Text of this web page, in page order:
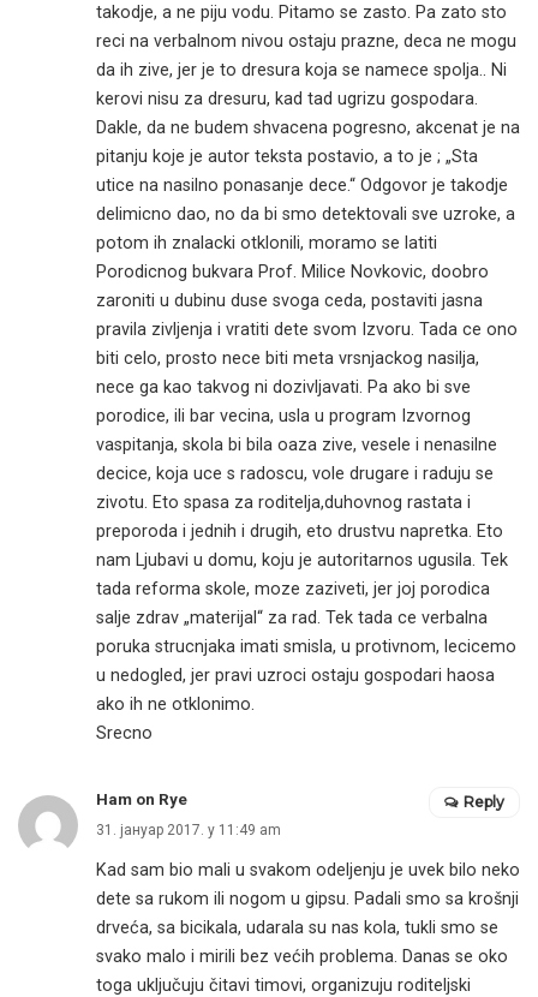
takodje, a ne piju vodu. Pitamo se zasto. Pa zato sto
reci na verbalnom nivou ostaju prazne, deca ne mogu
da ih zive, jer je to dresura koja se namece spolja.. Ni
kerovi nisu za dresuru, kad tad ugrizu gospodara.
Dakle, da ne budem shvacena pogresno, akcenat je na
pitanju koje je autor teksta postavio, a to je ; „Sta
utice na nasilno ponasanje dece.“ Odgovor je takodje
delimicno dao, no da bi smo detektovali sve uzroke, a
potom ih znalacki otklonili, moramo se latiti
Porodicnog bukvara Prof. Milice Novkovic, doobro
zaroniti u dubinu duse svoga ceda, postaviti jasna
pravila zivljenja i vratiti dete svom Izvoru. Tada ce ono
biti celo, prosto nece biti meta vrsnjackog nasilja,
nece ga kao takvog ni dozivljavati. Pa ako bi sve
porodice, ili bar vecina, usla u program Izvornog
vaspitanja, skola bi bila oaza zive, vesele i nenasilne
decice, koja uce s radoscu, vole drugare i raduju se
zivotu. Eto spasa za roditelja,duhovnog rastata i
preporoda i jednih i drugih, eto drustvu napretka. Eto
nam Ljubavi u domu, koju je autoritarnos ugusila. Tek
tada reforma skole, moze zaziveti, jer joj porodica
salje zdrav „materijal“ za rad. Tek tada ce verbalna
poruka strucnjaka imati smisla, u protivnom, lecicemo
u nedogled, jer pravi uzroci ostaju gospodari haosa
ako ih ne otklonimo.
Srecno
Ham on Rye
31. јануар 2017. у 11:49 am
Kad sam bio mali u svakom odeljenju je uvek bilo neko
dete sa rukom ili nogom u gipsu. Padali smo sa krošnji
drveća, sa bicikala, udarala su nas kola, tukli smo se
svako malo i mirili bez većih problema. Danas se oko
toga uključuju čitavi timovi, organizuju roditeljski
Reply